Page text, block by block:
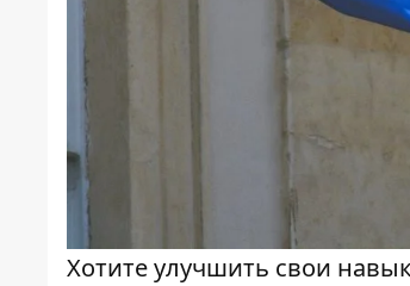
Хотите улучшить свои